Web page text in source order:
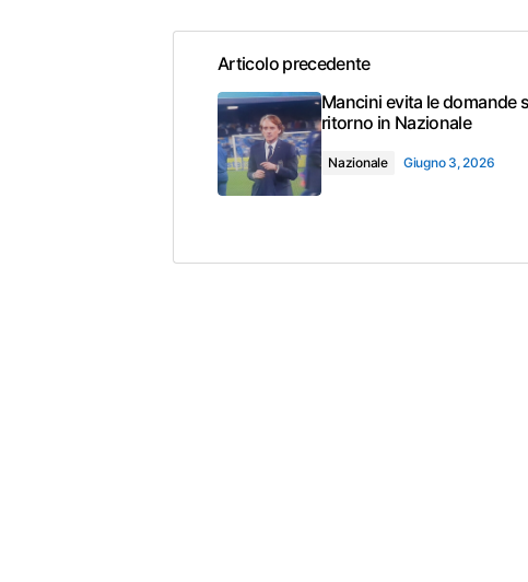
Articolo precedente
Mancini evita le domande
ritorno in Nazionale
Nazionale Giugno 3, 2026